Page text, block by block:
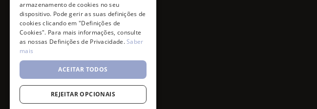
armazenamento de cookies no seu
dispositivo. Pode gerir as suas definições de
cookies clicando em "Definições de
Cookies". Para mais informações, consulte
as nossas Definições de Privacidade.Saber
mais
ACEITAR TODOS
REJEITAR OPCIONAIS